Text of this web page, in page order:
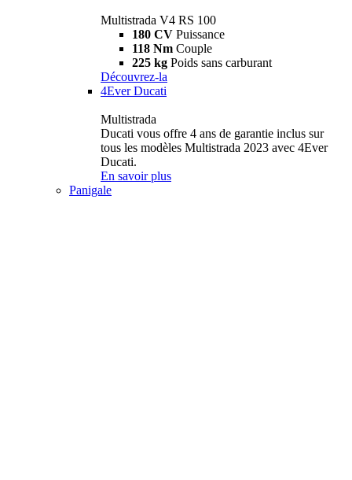
Multistrada V4 RS 100
180 CV Puissance
118 Nm Couple
225 kg Poids sans carburant
Découvrez-la
4Ever Ducati
Multistrada
Ducati vous offre 4 ans de garantie inclus sur
tous les modèles Multistrada 2023 avec 4Ever
Ducati.
En savoir plus
Panigale